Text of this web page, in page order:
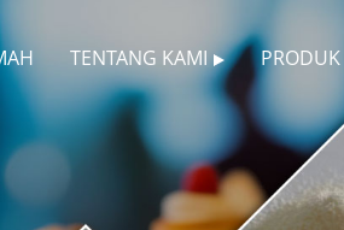
TENTANG KAMI PRODUK